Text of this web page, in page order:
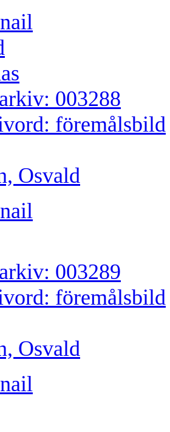
003288
föremålsbild
Osvald
003289
föremålsbild
Osvald